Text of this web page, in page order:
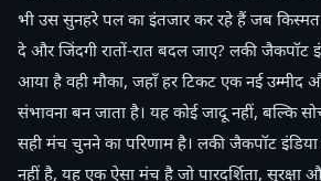
भी उस सुनहरे पल का इंतजार कर रहे हैं जब
दे और जिंदगी रातों-रात बदल जाए? लकी
आया है वही मौका, जहाँ हर टिकट एक नई उम्मीद
संभावना बन जाता है। यह कोई जादू नहीं,
सही मंच चुनने का परिणाम है। लकी जैकपॉट
नहीं है, यह एक ऐसा मंच है जो पारदर्शिता, सुरक्षा